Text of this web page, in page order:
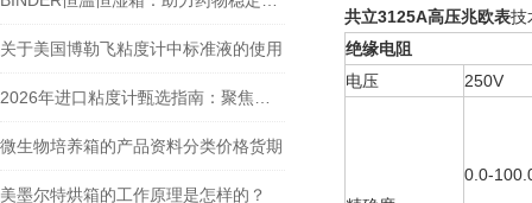
关于美国博勒飞粘度计中标准液的使用
微生物培养箱的产品资料分类价格货期
美墨尔特烘箱的工作原理是怎样的？
共立3125A高压兆欧表技
绝缘电阻
电压
250V
0.0-